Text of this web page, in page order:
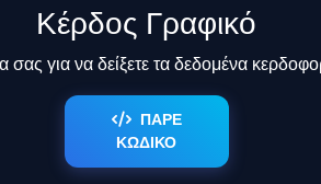
Κέρδος Γραφικό
για να δείξετε τα δεδομένα
ΠΑΡΕ
ΚΩΔΙΚΟ